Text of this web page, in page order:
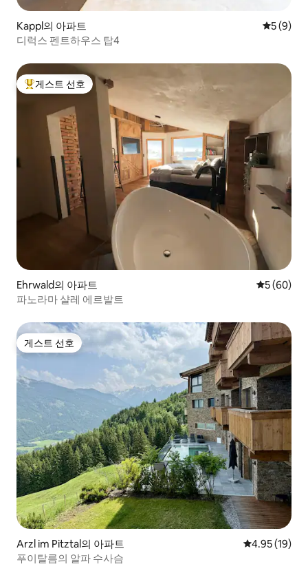
Kappl의 아파트 평점 5점
5 (9)
디럭스 펜트하우스 탑4
상위 게스트 선호
게스트 선호
Ehrwald의 아파트 평점 5점(5
5 (60)
파노라마 샬레 에르발트
게스트 선호
게스트 선호
Arzl im Pitztal의 아파트 평점 4.95점
4.95 (19)
푸이탈름의 알파 수사슴